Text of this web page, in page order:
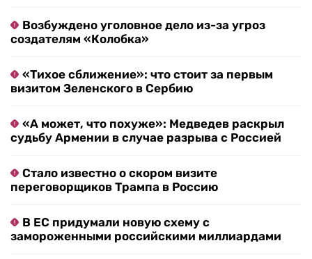
Возбуждено уголовное дело из-за угроз
создателям «Колобка»
«Тихое сближение»: что стоит за первым
визитом Зеленского в Сербию
«А может, что похуже»: Медведев раскрыл
судьбу Армении в случае разрыва с Россией
Стало известно о скором визите
переговорщиков Трампа в Россию
В ЕС придумали новую схему с
замороженными российскими миллиардами